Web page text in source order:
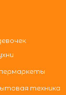
техника